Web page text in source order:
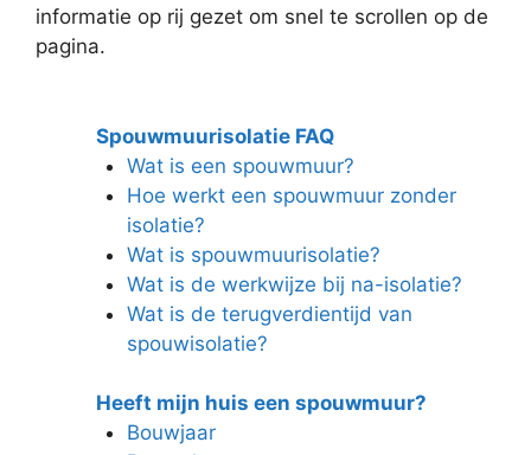
informatie op rij gezet om snel te scrollen op de
pagina.
Spouwmuurisolatie FAQ
Wat is een spouwmuur?
Hoe werkt een spouwmuur zonder
isolatie?
Wat is spouwmuurisolatie?
Wat is de werkwijze bij na-isolatie?
Wat is de terugverdientijd van
spouwisolatie?
Heeft mijn huis een spouwmuur?
Bouwjaar